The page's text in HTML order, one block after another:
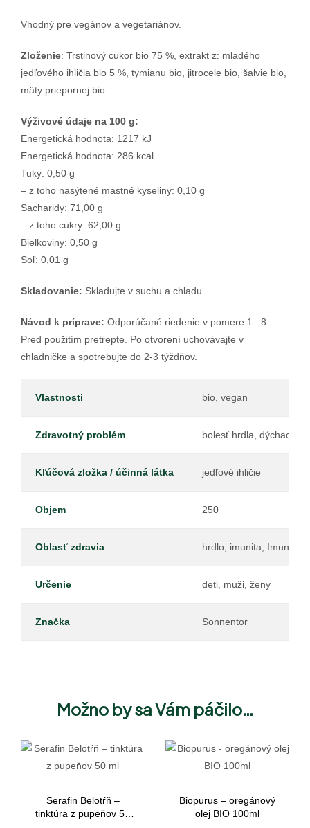
Vhodný pre vegánov a vegetariánov.
Zloženie: Trstinový cukor bio 75 %, extrakt z: mladého
jedľového ihličia bio 5 %, tymianu bio, jitrocele bio, šalvie bio,
mäty priepornej bio.
Výživové údaje na 100 g:
Energetická hodnota: 1217 kJ
Energetická hodnota: 286 kcal
Tuky: 0,50 g
– z toho nasýtené mastné kyseliny: 0,10 g
Sacharidy: 71,00 g
– z toho cukry: 62,00 g
Bielkoviny: 0,50 g
Soľ: 0,01 g
Skladovanie: Skladujte v suchu a chladu.
Návod k príprave: Odporúčané riedenie v pomere 1 : 8.
Pred použitím pretrepte. Po otvorení uchovávajte v
chladničke a spotrebujte do 2-3 týždňov.
Vlastnosti bio, vegan
Zdravotný problém bolesť hrdla, dýchacie
Kľúčová zložka / účinná látka jedľové ihličie
Objem 250
Oblasť zdravia hrdlo, imunita, Imunita
Určenie deti, muži, ženy
Značka Sonnentor
Možno by sa Vám páčilo…
Serafin Belotŕň –
tinktúra z pupeňov 50
Biopurus – oregánový
olej BIO 100ml